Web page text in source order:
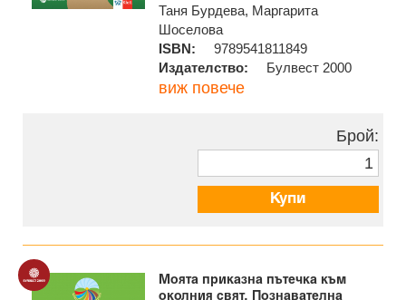
Таня Бурдева, Маргарита
Шоселова
ISBN:
9789541811849
Издателство:
Булвест 2000
виж повече
Брой:
Купи
Моята приказна пътечка към
околния свят. Познавателна